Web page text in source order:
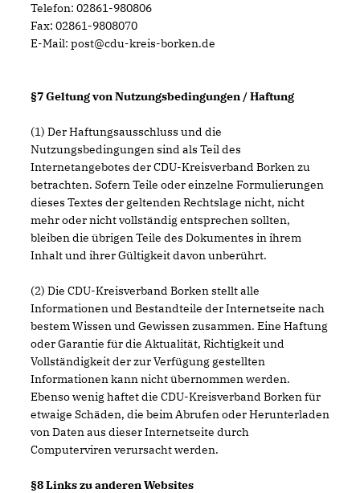
Telefon: 02861-980806
Fax: 02861-9808070
E-Mail: post@cdu-kreis-borken.de
§7 Geltung von Nutzungsbedingungen / Haftung
(1) Der Haftungsausschluss und die
Nutzungsbedingungen sind als Teil des
Internetangebotes der CDU-Kreisverband Borken zu
betrachten. Sofern Teile oder einzelne Formulierungen
dieses Textes der geltenden Rechtslage nicht, nicht
mehr oder nicht vollständig entsprechen sollten,
bleiben die übrigen Teile des Dokumentes in ihrem
Inhalt und ihrer Gültigkeit davon unberührt.
(2) Die CDU-Kreisverband Borken stellt alle
Informationen und Bestandteile der Internetseite nach
bestem Wissen und Gewissen zusammen. Eine Haftung
oder Garantie für die Aktualität, Richtigkeit und
Vollständigkeit der zur Verfügung gestellten
Informationen kann nicht übernommen werden.
Ebenso wenig haftet die CDU-Kreisverband Borken für
etwaige Schäden, die beim Abrufen oder Herunterladen
von Daten aus dieser Internetseite durch
Computerviren verursacht werden.
§8 Links zu anderen Websites